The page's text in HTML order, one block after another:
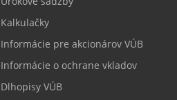
Kalkulačky
Informácie pre akcionárov VÚB
Informácie o ochrane vkladov
Dlhopisy VÚB